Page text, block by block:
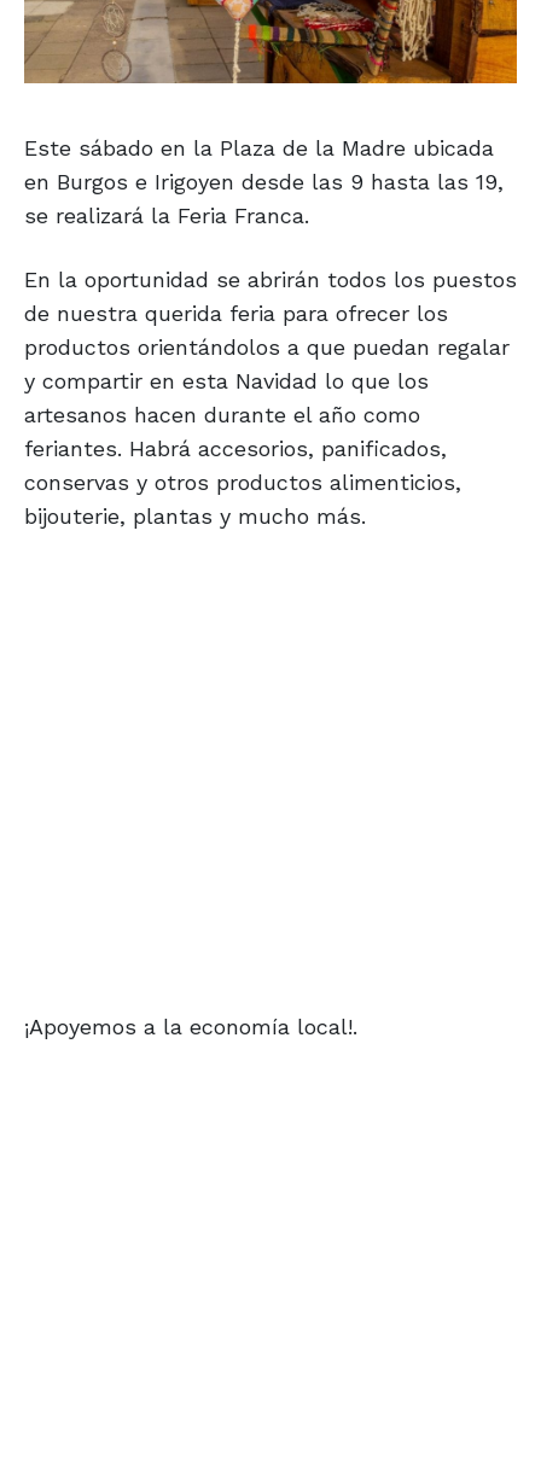
Este sábado en la Plaza de la Madre ubicada
en Burgos e Irigoyen desde las 9 hasta las 19,
se realizará la Feria Franca.
En la oportunidad se abrirán todos los puestos
de nuestra querida feria para ofrecer los
productos orientándolos a que puedan regalar
y compartir en esta Navidad lo que los
artesanos hacen durante el año como
feriantes. Habrá accesorios, panificados,
conservas y otros productos alimenticios,
bijouterie, plantas y mucho más.
¡Apoyemos a la economía local!.